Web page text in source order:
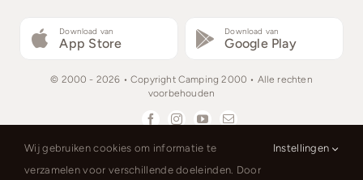
Download van
App Store
Download van
Google Play
© 2000 - 2026 • Copyright Camping 2000 • Alle rechten
voorbehouden
Wij gebruiken cookies om informatie te
verzamelen voor verschillende doeleinden. Door
Instellingen